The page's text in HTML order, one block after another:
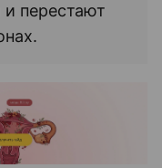
и перестают